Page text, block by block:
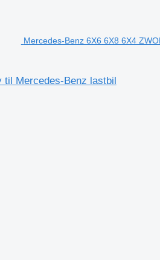
Mercedes-Benz 6X6 6X8 6X4
til Mercedes-Benz lastbil